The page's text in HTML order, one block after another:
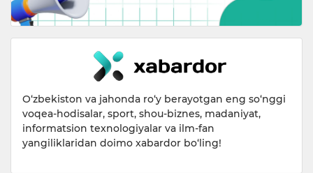
O‘zbekiston va jahonda ro‘y berayotgan eng so‘nggi
voqea-hodisalar, sport, shou-biznes, madaniyat,
informatsion texnologiyalar va ilm-fan
yangiliklaridan doimo xabardor bo‘ling!